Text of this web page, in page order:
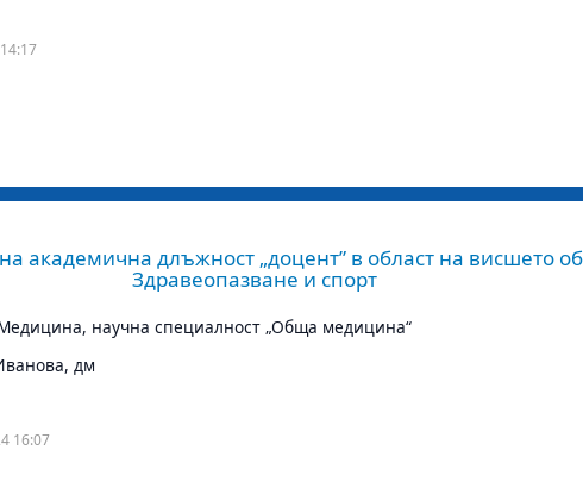
академична длъжност „доцент” в област на висшето
Здравеопазване и спорт
научна специалност „Обща медицина“
Иванова, дм
16:07